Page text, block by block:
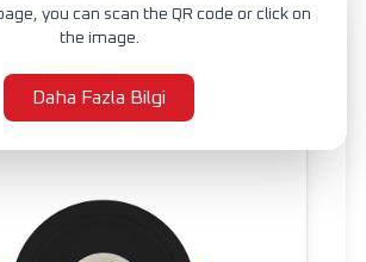
you can scan the QR code or click on
the image.
Daha Fazla Bilgi